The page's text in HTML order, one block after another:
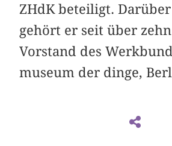
ZHdK beteiligt.
gehört er seit über
Vorstand des
museum der dinge,